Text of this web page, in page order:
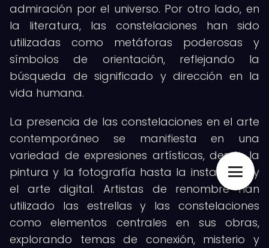
admiración por el universo. Por otro lado, en
la literatura, las constelaciones han sido
utilizadas como metáforas poderosas y
símbolos de orientación, reflejando la
búsqueda de significado y dirección en la
vida humana.
La presencia de las constelaciones en el arte
contemporáneo se manifiesta en una
variedad de expresiones artísticas, desde la
pintura y la fotografía hasta la instalación y
el arte digital. Artistas de renombre han
utilizado las estrellas y las constelaciones
como elementos centrales en sus obras,
explorando temas de conexión, misterio y